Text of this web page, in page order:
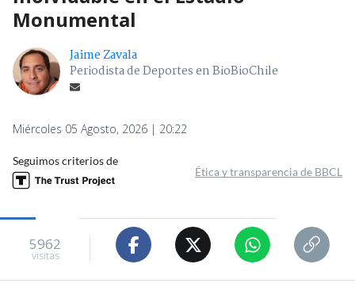
Monumental
Jaime Zavala
Periodista de Deportes en BioBioChile
Miércoles 05 Agosto, 2026 | 20:22
Seguimos criterios de
Ética y transparencia de BBCL
5962
visitas